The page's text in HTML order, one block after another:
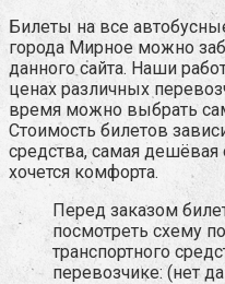
Билеты на все
города Мирное можно
данного сайта. Наши
ценах различных
время можно выбрать
Стоимость билетов
средства, самая дешёвая
хочется комфорта.
Перед заказом
посмотреть схему
транспортного
перевозчике: (нет